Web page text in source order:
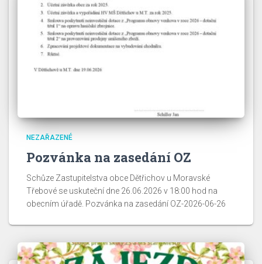
NEZAŘAZENÉ
Pozvánka na zasedání OZ
Schůze Zastupitelstva obce Dětřichov u Moravské
Třebové se uskuteční dne 26.06.2026 v 18:00 hod na
obecním úřadě. Pozvánka na zasedání OZ-2026-06-26